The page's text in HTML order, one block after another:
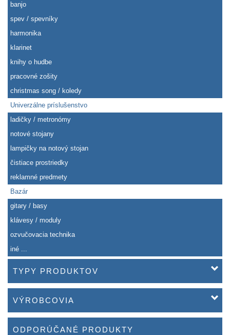
banjo
spev / spevníky
harmonika
klarinet
knihy o hudbe
pracovné zošity
christmas song / koledy
Univerzálne príslušenstvo
ladičky / metronómy
notové stojany
lampičky na notový stojan
čistiace prostriedky
reklamné predmety
Bazár
gitary / basy
klávesy / moduly
ozvučovacia technika
iné ...
TYPY PRODUKTOV
VÝROBCOVIA
ODPORÚČANÉ PRODUKTY